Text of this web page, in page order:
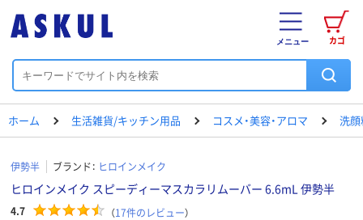
カゴ
メニュー
ホーム 生活雑貨/キッチン用品 コスメ・美容・アロマ 洗顔
伊勢半 ブランド： ヒロインメイク
ヒロインメイク スピーディーマスカラリムーバー 6.6mL 伊勢半
4.7 （17件のレビュー）